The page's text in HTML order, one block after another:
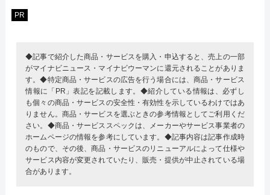
PR
◆記事で紹介した商品・サービスを購入・申込すると、売上の一部
がマイナビニュース・マイナビウーマンに還元されることがありま
す。◆特定商品・サービスの広告を行う場合には、商品・サービス
情報に「PR」表記を記載します。◆紹介している情報は、必ずし
も個々の商品・サービスの安全性・有効性を示しているわけではあ
りません。商品・サービスを選ぶときの参考情報としてご利用くだ
さい。◆商品・サービススペックは、メーカーやサービス事業者の
ホームページの情報を参考にしています。◆記事内容は記事作成時
のもので、その後、商品・サービスのリニューアルによって仕様や
サービス内容が変更されていたり、販売・提供が中止されている場
合があります。